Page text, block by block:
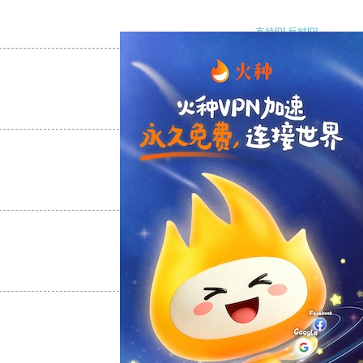
支持[0] 反对[0]
支持[0] 反对
支持
支持 反对 [0]